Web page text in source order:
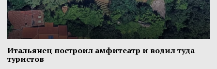
Итальянец построил амфитеатр и водил туда
туристов